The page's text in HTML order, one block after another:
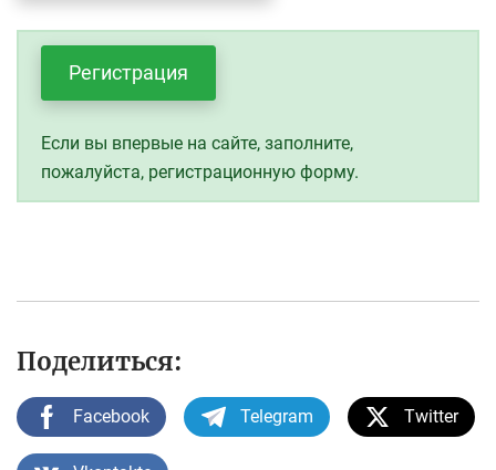
Регистрация
Если вы впервые на сайте, заполните,
пожалуйста, регистрационную форму.
Поделиться:
Facebook Telegram Twitter